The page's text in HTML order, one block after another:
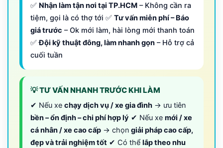
✅ Nhận làm tận nơi tại TP.HCM – Không cần ra
tiệm, gọi là có thợ tới ✅ Tư vấn miễn phí – Báo
giá trước – Ok mới làm, hài lòng mới thanh toán
✅Đội kỹ thuật đông, làm nhanh gọn – Hỗ trợ cả
cuối tuần
💡 TƯ VẤN NHANH TRƯỚC KHI LÀM
✔ Nếu xe chạy dịch vụ / xe gia đình → ưu tiên
bền – ổn định – chi phí hợp lý ✔ Nếu xe mới / xe
cá nhân / xe cao cấp → chọn giải pháp cao cấp,
đẹp và trải nghiệm tốt ✔ Có thể lắp theo nhu